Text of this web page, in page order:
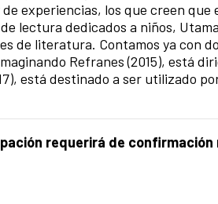
experiencias, los que creen que
lectura dedicados a niños,
de literatura. Contamos ya con
Refranes (2015), está
está destinado a ser utilizado
requerirá de